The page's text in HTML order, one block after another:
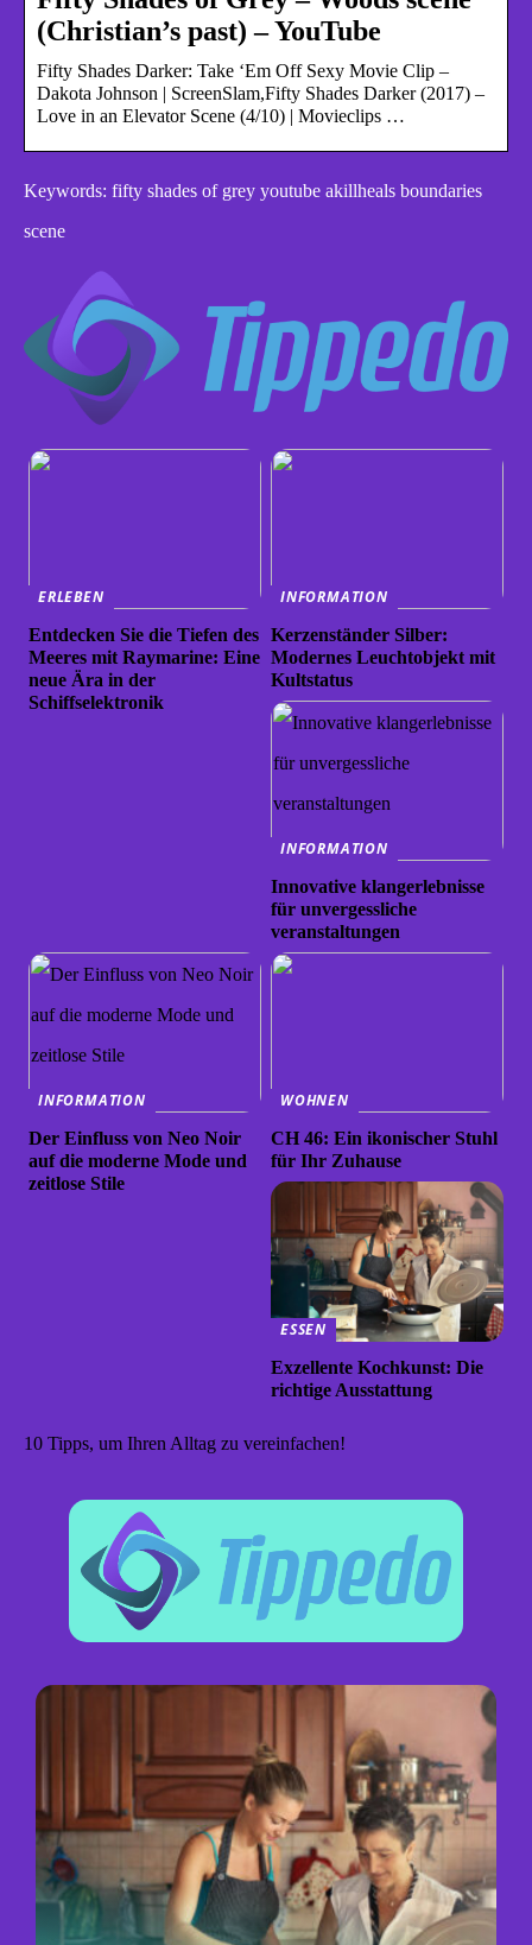
(Christian’s past) – YouTube
Fifty Shades Darker: Take ‘Em Off Sexy Movie Clip –
Dakota Johnson | ScreenSlam,Fifty Shades Darker (2017) –
Love in an Elevator Scene (4/10) | Movieclips …
Keywords: fifty shades of grey youtube akillheals boundaries
scene
ERLEBEN
Entdecken Sie die Tiefen des
Meeres mit Raymarine: Eine
neue Ära in der
Schiffselektronik
INFORMATION
Kerzenständer Silber:
Modernes Leuchtobjekt mit
Kultstatus
INFORMATION
Innovative klangerlebnisse
für unvergessliche
veranstaltungen
INFORMATION
Der Einfluss von Neo Noir
auf die moderne Mode und
zeitlose Stile
WOHNEN
CH 46: Ein ikonischer Stuhl
für Ihr Zuhause
ESSEN
Exzellente Kochkunst: Die
richtige Ausstattung
10 Tipps, um Ihren Alltag zu vereinfachen!